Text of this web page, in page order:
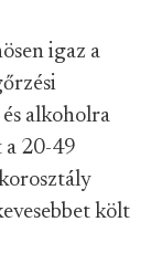
igaz a
alkoholra
a 20-49
költ